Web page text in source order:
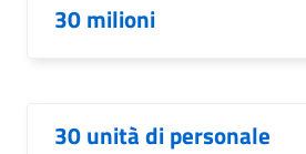
30 milioni
30 unità di personale